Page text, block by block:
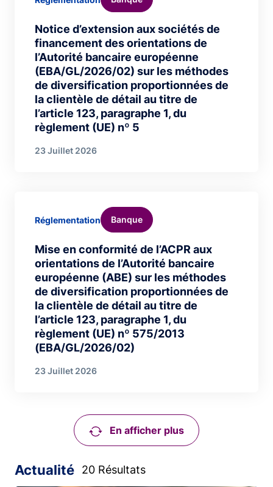
Notice d’extension aux sociétés de
financement des orientations de
l’Autorité bancaire européenne
(EBA/GL/2026/02) sur les méthodes
de diversification proportionnées de
la clientèle de détail au titre de
l’article 123, paragraphe 1, du
règlement (UE) nº 5
23 Juillet 2026
Mise en conformité de l’ACPR aux
orientations de l’Autorité bancaire
européenne (ABE) sur les méthodes
de diversification proportionnées de
la clientèle de détail au titre de
l’article 123, paragraphe 1, du
règlement (UE) nº 575/2013
(EBA/GL/2026/02)
Réglementation Banque
23 Juillet 2026
En afficher plus
Actualité 20 Résultats